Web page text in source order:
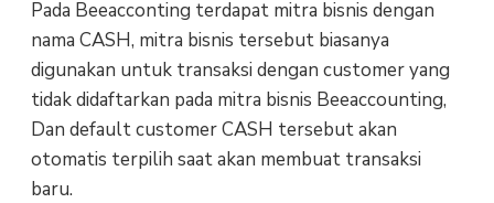
Pada Beeacconting terdapat mitra bisnis dengan
nama CASH, mitra bisnis tersebut biasanya
digunakan untuk transaksi dengan customer yang
tidak didaftarkan pada mitra bisnis Beeaccounting,
Dan default customer CASH tersebut akan
otomatis terpilih saat akan membuat transaksi
baru.